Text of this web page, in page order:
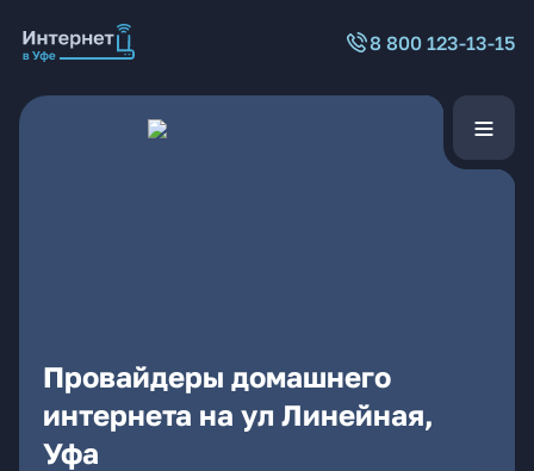
8 800 123-13-15
Провайдеры домашнего
интернета на ул Линейная,
Уфа